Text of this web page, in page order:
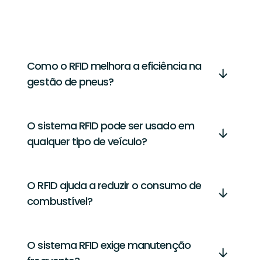
Como o RFID melhora a eficiência na
gestão de pneus?
O sistema RFID pode ser usado em
qualquer tipo de veículo?
O RFID ajuda a reduzir o consumo de
combustível?
O sistema RFID exige manutenção